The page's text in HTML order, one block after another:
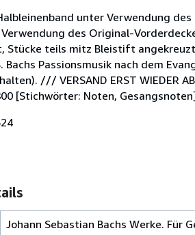
unter Verwendung
des Original-
Stücke teils mitz Bleistift
Bachs Passionsmusik nach dem
/// VERSAND ERST WIEDER
[Stichwörter: Noten,
Johann Sebastian Bachs Werke. Für